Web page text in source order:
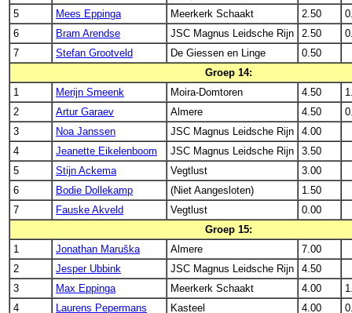
5
Mees Eppinga Meerkerk Schaakt 2.50
6
Bram Arendse JSC Magnus Leidsche Rijn 2.50
7
Stefan Grootveld De Giessen en Linge
0.50
Groep 14:
1
Merijn Smeenk Moira-Domtoren 4.50
2
Artur Garaev Almere 4.50
3
Noa Janssen JSC Magnus Leidsche Rijn
4.00
4
Jeanette Eikelenboom JSC Magnus Leidsche Rijn
3.50
5
Stijn Ackema Vegtlust
3.00
6
Bodie Dollekamp (Niet Aangesloten)
1.50
7
Fauske Akveld Vegtlust
0.00
Groep 15:
1
Jonathan Maruška Almere
7.00
2
Jesper Ubbink JSC Magnus Leidsche Rijn
4.50
3
Max Eppinga Meerkerk Schaakt 4.00
4
Laurens Pepermans Kasteel 4.00